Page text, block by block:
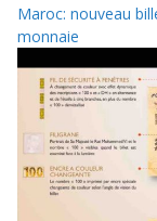
Maroc: nouveau
monnaie